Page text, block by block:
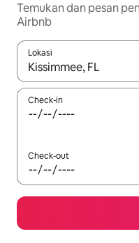
Temukan dan pesan
Airbnb
Lokasi
Jika hasil yang dicari
Check-in
Check-out